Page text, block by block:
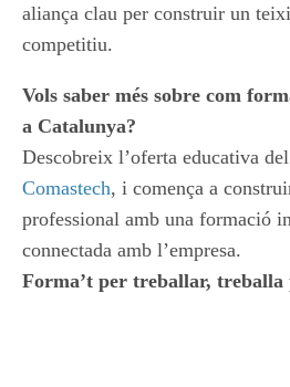
aliança clau per construir un
competitiu.
Vols saber més sobre com
a Catalunya?
Descobreix l’oferta educativa del
Comastech, i comença a
professional amb una formació
connectada amb l’empresa.
Forma’t per treballar, treballa